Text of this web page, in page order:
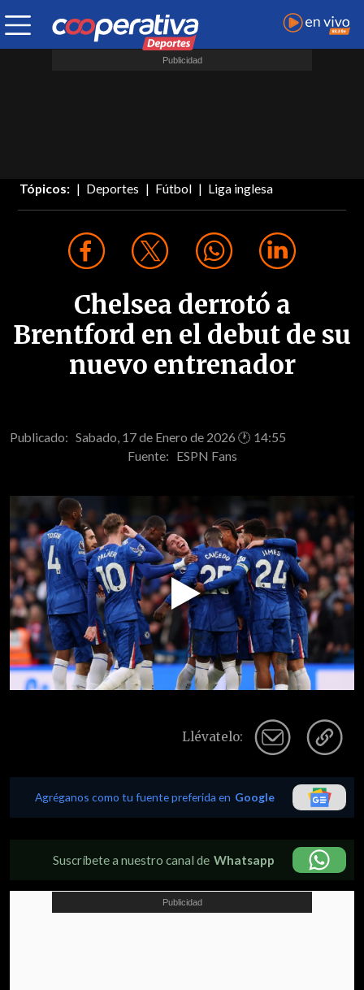
Tópicos: Deportes Fútbol Liga inglesa
Chelsea derrotó a
Brentford en el debut de su
nuevo entrenador
Publicado: Sabado, 17 de Enero de 2026 🕐 14:55
Fuente: ESPN Fans
Play
Video
Llévatelo:
Agréganos como tu fuente preferida en Google
Suscríbete a nuestro canal de Whatsapp